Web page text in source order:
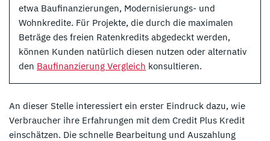
etwa Baufinanzierungen, Modernisierungs- und
Wohnkredite. Für Projekte, die durch die maximalen
Beträge des freien Ratenkredits abgedeckt werden,
können Kunden natürlich diesen nutzen oder alternativ
den Baufinanzierung Vergleich konsultieren.
An dieser Stelle interessiert ein erster Eindruck dazu, wie
Verbraucher ihre Erfahrungen mit dem Credit Plus Kredit
einschätzen. Die schnelle Bearbeitung und Auszahlung